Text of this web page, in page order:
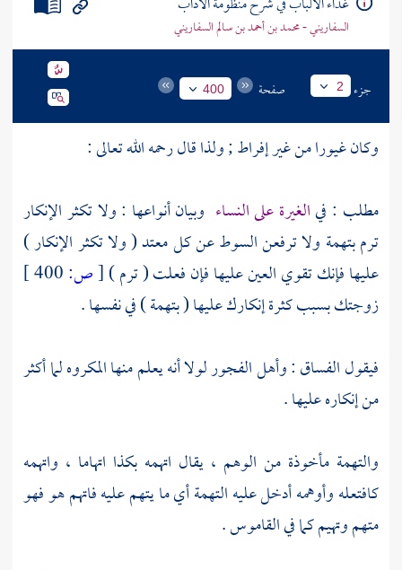
السفاريني - محمد بن أحمد بن سالم السفاريني
جزء 2 صفحة 400
وكان غيورا من غير إفراط ; ولذا قال رحمه الله تعالى :
مطلب : فيالغيرة على النساء وبيان أنواعها : ولا تكثر الإنكار
ترم بتهمة ولا ترفعن السوط عن كل معتد ( ولا تكثر الإنكار )
عليها فإنك تقوي العين عليها فإن فعلت ( ترم )[ص:
زوجتك بسبب كثرة إنكارك عليها ( بتهمة ) في نفسها .
فيقول الفساق : وأهل الفجور لولا أنه يعلم منها المكروه لما أكثر
من إنكاره عليها .
والتهمة مأخوذة من الوهم ، يقال اتهمه بكذا اتهاما ، واتهمه
كافتعله وأوهمه أدخل عليه التهمة أي ما يتهم عليه فاتهم هو فهو
متهم وتهيم كما في القاموس .